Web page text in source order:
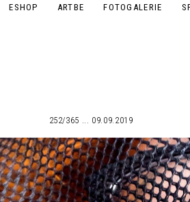
ESHOP ARTBE FOTOGALERIE
252/365 ... 09.09.2019